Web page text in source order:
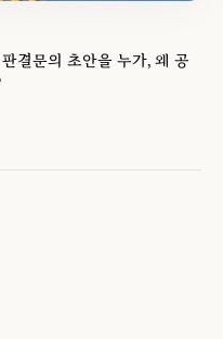
결문의 초안을 누가, 왜 공